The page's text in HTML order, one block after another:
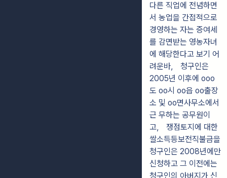
다른 직업에 전념하면
서 농업을 간접적으로
경영하는 자는 증여세
를 감면받는 영농자녀
에 해당한다고 보기 어
려운바， 청구인은
2005년 이후에 ooo
도 oo시 oo읍 oo출장
소 및 oo면사무소에서
근 무하는 공무원이
고， 쟁점토지에 대한
쌀소득등보전직불금을
청구인은 2008년에만
신청하고 그 이전에는
청구인의 아버지가 신